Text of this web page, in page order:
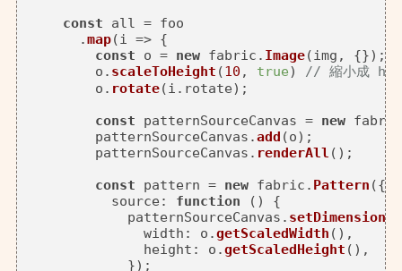
const all = foo
      .
map( i => {
const o = new fabric. Image(img, {});
        o.
scaleToHeight (10 , true)
// 縮小成
        o.
rotate(i. rotate);
const patternSourceCanvas = new
        patternSourceCanvas.
add (o);
        patternSourceCanvas.
renderAll ();
const pattern = new fabric. Pattern ({
source : function ( ) {
            patternSourceCanvas.
setDimensions
width : o.getScaledWidth (),
height : o.getScaledHeight (),
            });